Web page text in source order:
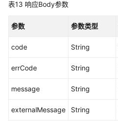
表13 响应Body参数
参数 参数类型
code String
errCode String
message String
externalMessage String